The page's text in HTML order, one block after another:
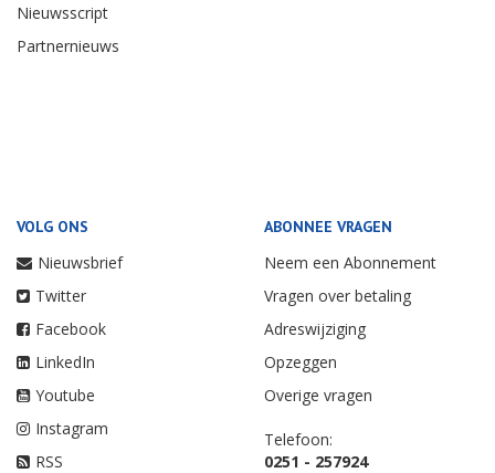
Nieuwsscript
Partnernieuws
VOLG ONS
Nieuwsbrief
Twitter
Facebook
LinkedIn
Youtube
Instagram
RSS
ABONNEE VRAGEN
Neem een Abonnement
Vragen over betaling
Adreswijziging
Opzeggen
Overige vragen
Telefoon:
0251 - 257924